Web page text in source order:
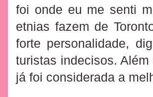
foi onde eu me senti
etnias fazem de
forte personalidade,
turistas indecisos.
já foi considerada a